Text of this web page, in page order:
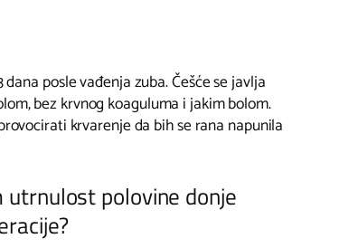
posle vađenja zuba. Češće se javlja
bez krvnog koaguluma i jakim bolom.
krvarenje da bih se rana napunila
utrnulost polovine donje